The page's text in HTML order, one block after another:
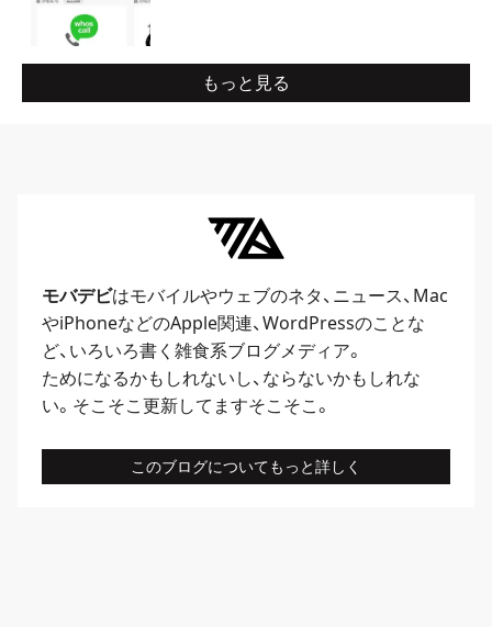
もっと見る
モバデビはモバイルやウェブのネタ、 ニュース、 Mac
やiPhoneなどのApple関連、WordPressのことな
ど、いろいろ書く雑食系ブログメディア。
ためになるかもしれないし、ならないかもしれな
い。そこそこ更新してますそこそこ。
このブログについてもっと詳しく